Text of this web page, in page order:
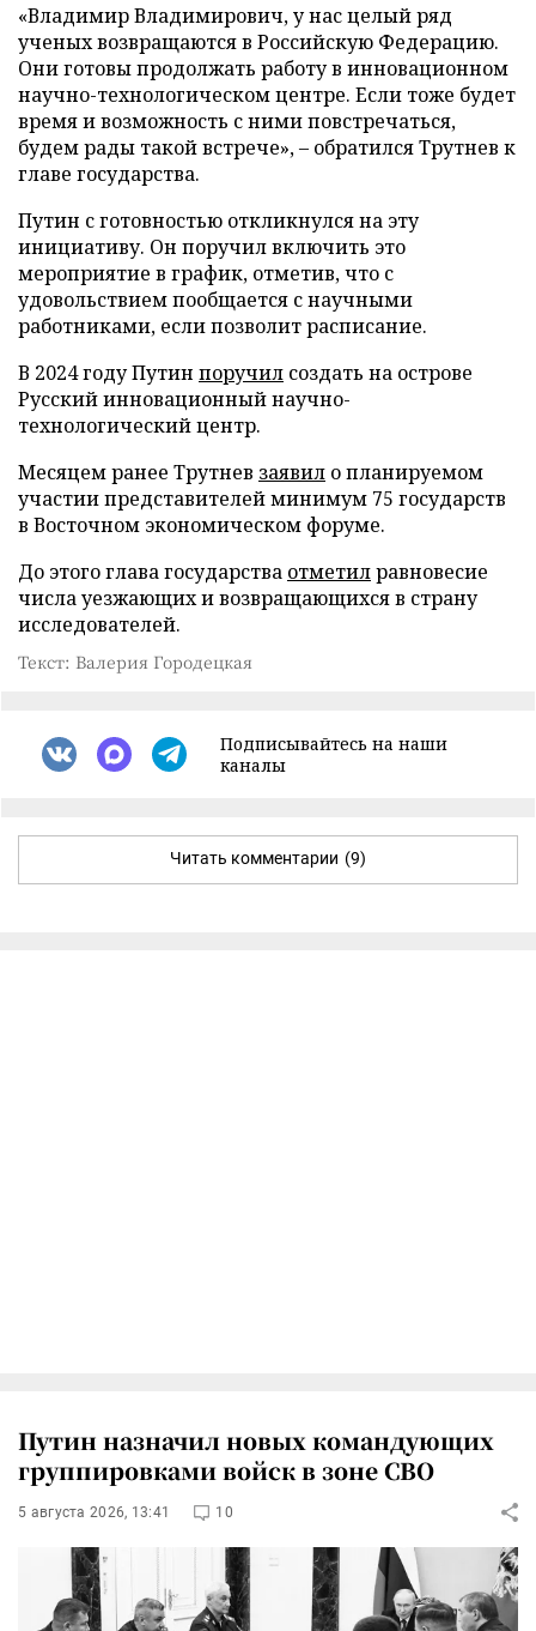
«Владимир Владимирович, у нас целый ряд
ученых возвращаются в Российскую Федерацию.
Они готовы продолжать работу в инновационном
научно-технологическом центре. Если тоже будет
время и возможность с ними повстречаться,
будем рады такой встрече», – обратился Трутнев к
главе государства.
Путин с готовностью откликнулся на эту
инициативу. Он поручил включить это
мероприятие в график, отметив, что с
удовольствием пообщается с научными
работниками, если позволит расписание.
В 2024 году Путин поручил создать на острове
Русский инновационный научно-
технологический центр.
Месяцем ранее Трутнев заявил о планируемом
участии представителей минимум 75 государств
в Восточном экономическом форуме.
До этого глава государства отметилравновесие
числа уезжающих и возвращающихся в страну
исследователей.
Текст: Валерия Городецкая
Подписывайтесь на наши
каналы
Читать комментарии (9)
Путин назначил новых командующих
группировками войск в зоне СВО
5 августа 2026, 13:41 10